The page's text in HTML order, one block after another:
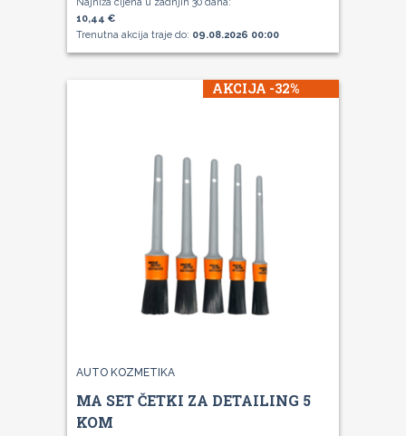
10,44 €
Trenutna akcija traje do: 09.08.2026 00:00
AKCIJA -32%
AUTO KOZMETIKA
MA SET ČETKI ZA DETAILING 5
KOM